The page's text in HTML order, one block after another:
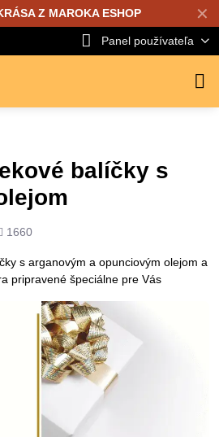
✕
Z MAROKA ESHOP
Panel používateľa
balíčky s
1660
s arganovým a opunciovým olejom a
pripravené špeciálne pre Vás